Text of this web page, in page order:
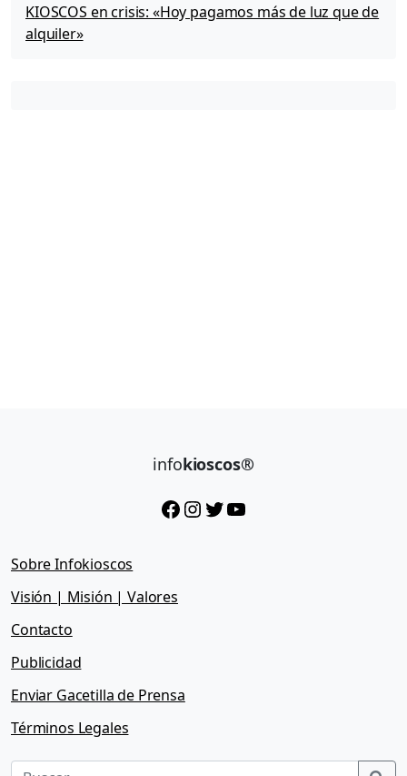
KIOSCOS en crisis: «Hoy pagamos más de luz que de
alquiler»
infokioscos®
Facebook InstagramTwitter YouTube
Sobre Infokioscos
Visión | Misión | Valores
Contacto
Publicidad
Enviar Gacetilla de Prensa
Términos Legales